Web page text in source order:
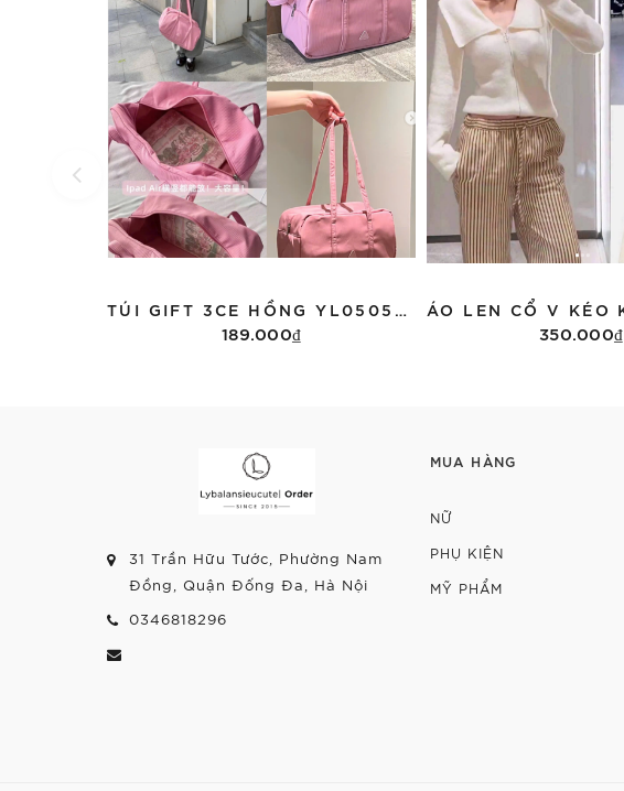
TÚI GIFT 3CE HỒNG YL05059029
189.000₫ 350.000₫
31 Trần Hữu Tước, Phường Nam
Đồng, Quận Đống Đa, Hà Nội
0346818296
MUA HÀNG
NỮ
PHỤ KIỆN
MỸ PHẨM